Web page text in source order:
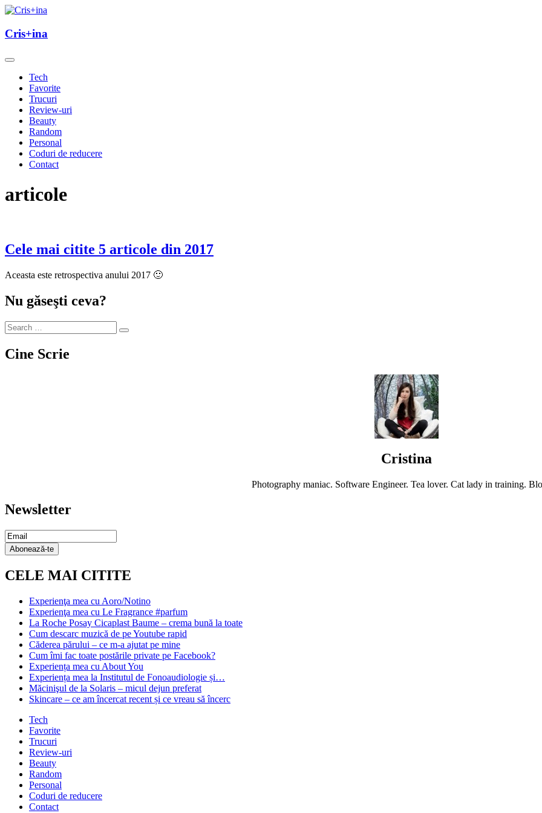
Skip
content
Cris+ina
Cris+ina
Tech
Favorite
Trucuri
Review-uri
Beauty
Random
Personal
Coduri de reducere
Contact
articole
Cele mai citite 5 articole din 2017
Aceasta este retrospectiva anului 2017 🙂
Nu găseşti ceva?
Cine Scrie
Cristina
Photography maniac. Software Engineer. Tea lover. Cat lady in training.
Newsletter
Email
Subscription
Abonează-te
CELE MAI CITITE
Experienţa mea cu Aoro/Notino
Experienţa mea cu Le Fragrance #parfum
La Roche Posay Cicaplast Baume – crema bună la toate
Cum descarc muzică de pe Youtube rapid
Căderea părului – ce m-a ajutat pe mine
Cum îmi fac toate postările private pe Facebook?
Experiența mea cu About You
Experiența mea la Institutul de Fonoaudiologie și…
Măcinişul de la Solaris – micul dejun preferat
Skincare – ce am încercat recent și ce vreau să încerc
Tech
Favorite
Trucuri
Review-uri
Beauty
Random
Personal
Coduri de reducere
Contact